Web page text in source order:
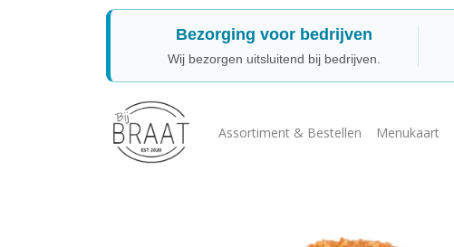
Bezorging voor bedrijven
Wij bezorgen uitsluitend bij bedrijven.
Assortiment & Bestellen Menukaart